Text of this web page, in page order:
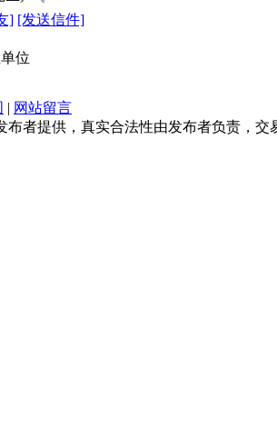
] [发送信件]
位
| 网站留言
布者提供，真实合法性由发布者负责，